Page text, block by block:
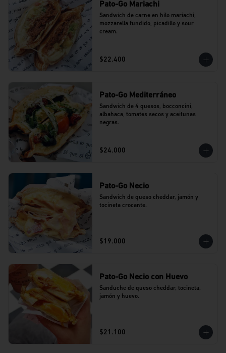
Pato-Go Mariachi
Sandwich de carne en hilo mariachi,
mozzarella fundido, picadillo y sour
cream.
$22.400
Pato-Go Mediterráneo
Sandwich de 4 quesos, bocconcini,
albahaca, tomates secos y aceitunas
negras.
$24.000
Pato-Go Necio
Sandwich de queso cheddar, jamón y
tocineta crocante.
$19.000
Pato-Go Necio con Huevo
Sanduche de queso cheddar, tocineta,
jamón y huevo.
$21.100